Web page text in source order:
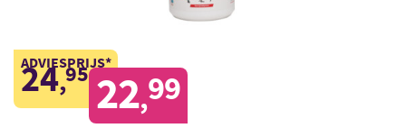
ADVIESPRIJS*
24,95 22,99